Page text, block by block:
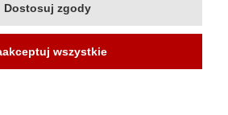
Ecommercy.pl
Dostosuj zgody
wszystkie